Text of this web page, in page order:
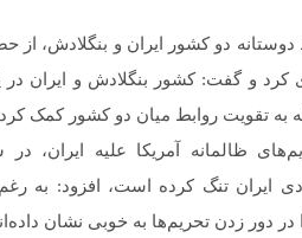
دو کشور ایران و بنگلادش، از
و گفت: کشور بنگلادش و ایران در
به تقویت روابط میان دو کشور کمک
ظالمانه آمریکا علیه ایران،
ایران تنگ کرده است، افزود: به
دور زدن تحریم‌ها به خوبی نشان